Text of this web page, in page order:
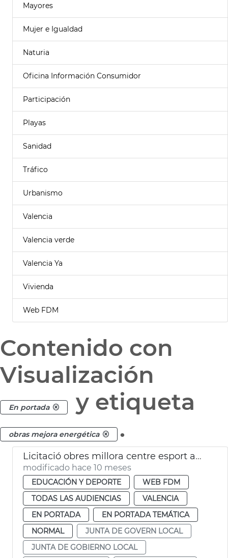
Mayores
Mujer e Igualdad
Naturia
Oficina Información Consumidor
Participación
Playas
Sanidad
Tráfico
Urbanismo
Valencia
Valencia verde
Valencia Ya
Vivienda
Web FDM
Contenido con
Visualización
En portada y etiqueta
obras mejora energética .
Licitació obres millora centre esport adaptat i natació La Petxina València
modificado hace 10 meses
EDUCACIÓN Y DEPORTE
WEB FDM
TODAS LAS AUDIENCIAS
VALENCIA
EN PORTADA
EN PORTADA TEMÁTICA
NORMAL
JUNTA DE GOVERN LOCAL
JUNTA DE GOBIERNO LOCAL